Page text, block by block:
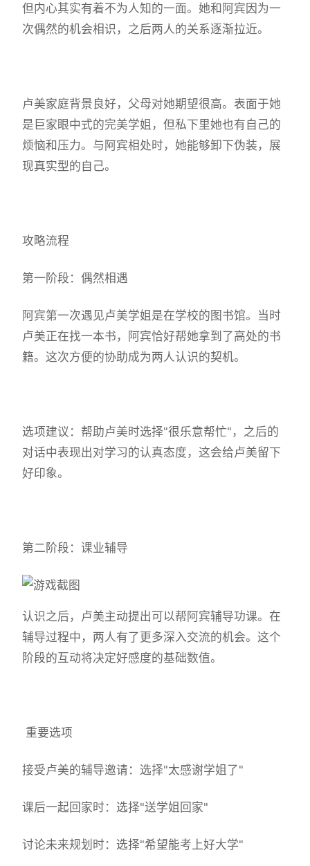
但内心其实有着不为人知的一面。她和阿宾因为一
次偶然的机会相识，之后两人的关系逐渐拉近。
卢美家庭背景良好，父母对她期望很高。表面于她
是巨家眼中式的完美学姐，但私下里她也有自己的
烦恼和压力。与阿宾相处时，她能够卸下伪装，展
现真实型的自己。
攻略流程
第一阶段：偶然相遇
阿宾第一次遇见卢美学姐是在学校的图书馆。当时
卢美正在找一本书，阿宾恰好帮她拿到了高处的书
籍。这次方便的协助成为两人认识的契机。
选项建议：帮助卢美时选择"很乐意帮忙"，之后的
对话中表现出对学习的认真态度，这会给卢美留下
好印象。
第二阶段：课业辅导
认识之后，卢美主动提出可以帮阿宾辅导功课。在
辅导过程中，两人有了更多深入交流的机会。这个
阶段的互动将决定好感度的基础数值。
重要选项
接受卢美的辅导邀请：选择"太感谢学姐了"
课后一起回家时：选择"送学姐回家"
讨论未来规划时：选择"希望能考上好大学"